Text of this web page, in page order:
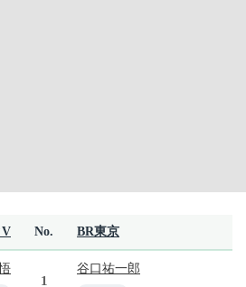
V No. BR東京
1
谷口祐一郎